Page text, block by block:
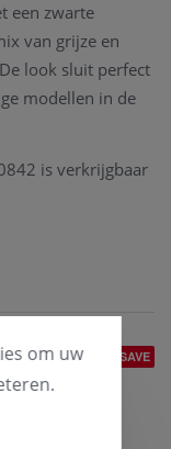
een zwarte
van grijze en
look sluit perfect
modellen in de
is verkrijgbaar
SAVE
om uw